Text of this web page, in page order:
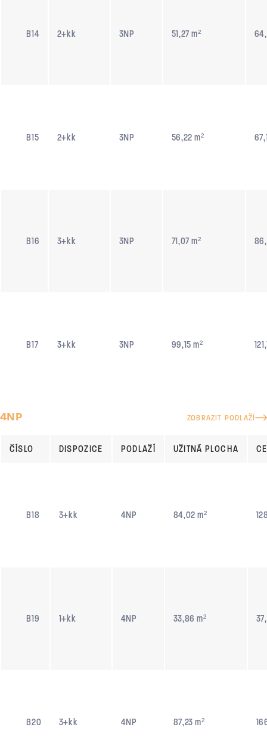
B14 2+kk 3NP 51,27 m²
B15 2+kk 3NP 56,22 m²
B16 3+kk 3NP 71,07 m²
B17 3+kk 3NP 99,15 m²
4NP ZOBRAZIT PODLAŽÍ
ČÍSLO DISPOZICE PODLAŽÍ UŽITNÁ PLOCHA
B18 3+kk 4NP 84,02 m²
B19 1+kk 4NP 33,86 m²
B20 3+kk 4NP 87,23 m²